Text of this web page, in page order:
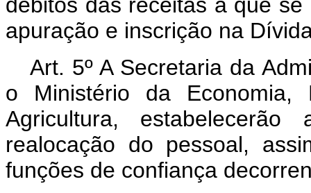
apuração e inscrição na
Art. 5º A Secretaria da
o Ministério da
Agricultura,
realocação do pessoal,
funções de confiança